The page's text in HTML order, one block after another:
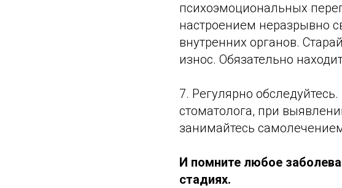
психоэмоциональных
настроением неразрывно
внутренних органов.
износ. Обязательно
7. Регулярно
стоматолога, при
занимайтесь
И помните любое
стадиях.